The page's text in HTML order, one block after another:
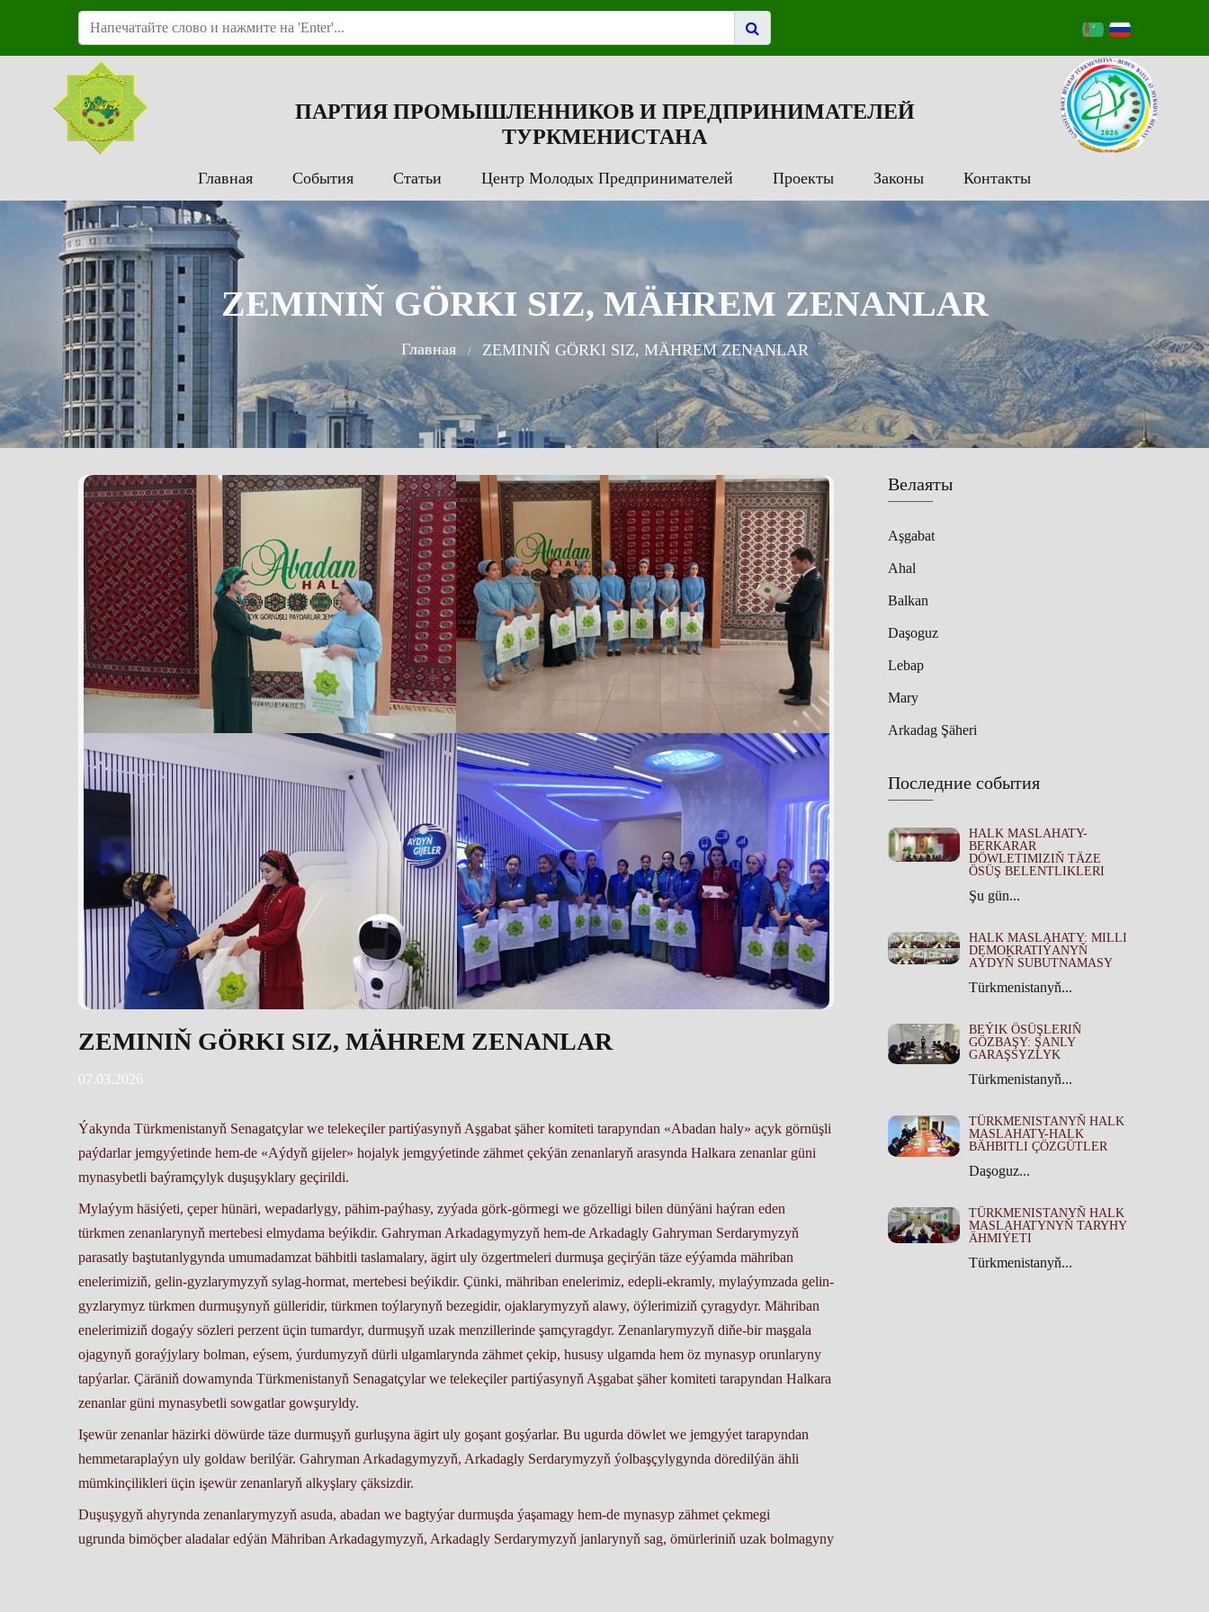
ПАРТИЯ ПРОМЫШЛЕННИКОВ И ПРЕДПРИНИМАТЕЛЕЙ
ТУРКМЕНИСТАНА
Главная События Статьи Центр Молодых Предпринимателей Проекты Законы Контакты
ZEMINIŇ GÖRKI SIZ, MÄHREM ZENANLAR
Главная ZEMINIŇ GÖRKI SIZ, MÄHREM ZENANLAR
Велаяты
Aşgabat
Ahal
Balkan
Daşoguz
Lebap
Mary
Arkadag Şäheri
Последние события
HALK MASLAHATY-
BERKARAR
DÖWLETIMIZIŇ TÄZE
ÖSÜŞ BELENTLIKLERI
Şu gün...
HALK MASLAHATY: MILLI
DEMOKRATIÝANYŇ
AÝDYŇ SUBUTNAMASY
Türkmenistanyň...
BEÝIK ÖSÜŞLERIŇ
GÖZBAŞY: ŞANLY
GARAŞSYZLYK
Türkmenistanyň...
TÜRKMENISTANYŇ HALK
MASLAHATY-HALK
BÄHBITLI ÇÖZGÜTLER
Daşoguz...
TÜRKMENISTANYŇ HALK
MASLAHATYNYŇ TARYHY
ÄHMIÝETI
Türkmenistanyň...
ZEMINIŇ GÖRKI SIZ, MÄHREM ZENANLAR
07.03.2026
Ýakynda Türkmenistanyň Senagatçylar we telekeçiler partiýasynyň Aşgabat şäher komiteti tarapyndan «Abadan haly» açyk görnüşli
paýdarlar jemgyýetinde hem-de «Aýdyň gijeler» hojalyk jemgyýetinde zähmet çekýän zenanlaryň arasynda Halkara zenanlar güni
mynasybetli baýramçylyk duşuşyklary geçirildi.
Mylaýym häsiýeti, çeper hünäri, wepadarlygy, pähim-paýhasy, zyýada görk-görmegi we gözelligi bilen dünýäni haýran eden
türkmen zenanlarynyň mertebesi elmydama beýikdir. Gahryman Arkadagymyzyň hem-de Arkadagly Gahryman Serdarymyzyň
parasatly baştutanlygynda umumadamzat bähbitli taslamalary, ägirt uly özgertmeleri durmuşa geçirýän täze eýýamda mähriban
enelerimiziň, gelin-gyzlarymyzyň sylag-hormat, mertebesi beýikdir. Çünki, mähriban enelerimiz, edepli-ekramly, mylaýymzada gelin-
gyzlarymyz türkmen durmuşynyň gülleridir, türkmen toýlarynyň bezegidir, ojaklarymyzyň alawy, öýlerimiziň çyragydyr. Mähriban
enelerimiziň dogaýy sözleri perzent üçin tumardyr, durmuşyň uzak menzillerinde şamçyragdyr. Zenanlarymyzyň diňe-bir maşgala
ojagynyň goraýjylary bolman, eýsem, ýurdumyzyň dürli ulgamlarynda zähmet çekip, hususy ulgamda hem öz mynasyp orunlaryny
tapýarlar. Çäräniň dowamynda Türkmenistanyň Senagatçylar we telekeçiler partiýasynyň Aşgabat şäher komiteti tarapyndan Halkara
zenanlar güni mynasybetli sowgatlar gowşuryldy.
Işewür zenanlar häzirki döwürde täze durmuşyň gurluşyna ägirt uly goşant goşýarlar. Bu ugurda döwlet we jemgyýet tarapyndan
hemmetaraplaýyn uly goldaw berilýär. Gahryman Arkadagymyzyň, Arkadagly Serdarymyzyň ýolbaşçylygynda döredilýän ähli
mümkinçilikleri üçin işewür zenanlaryň alkyşlary çäksizdir.
Duşuşygyň ahyrynda zenanlarymyzyň asuda, abadan we bagtyýar durmuşda ýaşamagy hem-de mynasyp zähmet çekmegi
ugrunda bimöçber aladalar edýän Mähriban Arkadagymyzyň, Arkadagly Serdarymyzyň janlarynyň sag, ömürleriniň uzak bolmagyny